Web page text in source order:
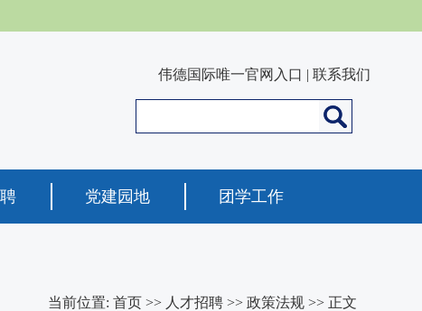
伟德国际唯一官网入口 | 联系我们
党建园地 团学工作
当前位置: 首页 >> 人才招聘 >> 政策法规 >> 正文